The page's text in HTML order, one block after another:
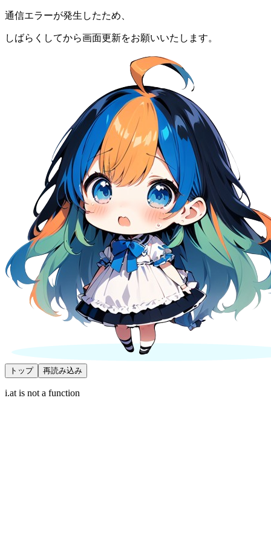
通信エラーが発生したため、
しばらくしてから画面更新をお願いいたします。
トップ 再読み込み
i.at is not a function